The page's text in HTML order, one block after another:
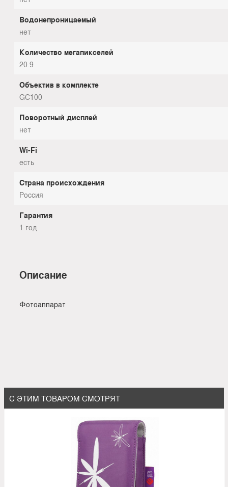
Водонепроницаемый
нет
Количество мегапикселей
20.9
Объектив в комплекте
GC100
Поворотный дисплей
нет
Wi-Fi
есть
Страна происхождения
Россия
Гарантия
1 год
Описание
Фотоаппарат
С ЭТИМ ТОВАРОМ СМОТРЯТ